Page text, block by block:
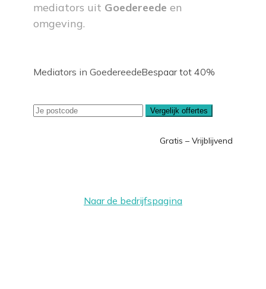
mediators uit Goedereede en
omgeving.
Mediators in GoedereedeBespaar tot 40%
Vergelijk offertes
Gratis – Vrijblijvend
Naar de bedrijfspagina